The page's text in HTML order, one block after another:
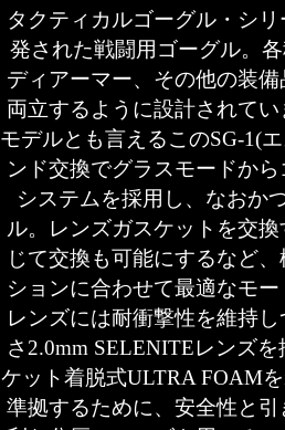
タクティカルゴーグル・シ
発された戦闘用ゴーグル。
ディアーマー、その他の装
両立するように設計されて
モデルとも言えるこのSG-1(
ンド交換でグラスモードか
システムを採用し、なおか
ル。レンズガスケットを交
じて交換も可能にするなど
ションに合わせて最適なモ
レンズには耐衝撃性を維持
さ2.0mm SELENITEレンズ
ケット着脱式ULTRA FOAM
準拠するために、安全性と